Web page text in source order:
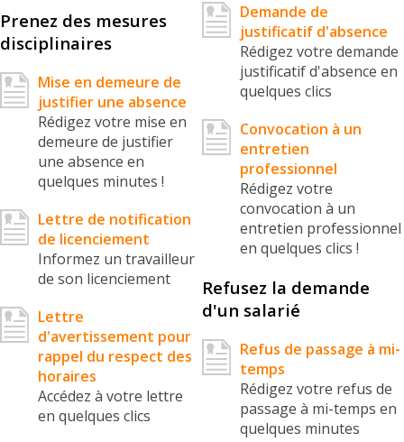
Prenez des mesures
disciplinaires
Mise en demeure de
justifier une absence
Rédigez votre mise en
demeure de justifier
une absence en
quelques minutes !
Lettre de notification
de licenciement
Informez un travailleur
de son licenciement
Lettre
d'avertissement pour
rappel du respect des
horaires
Accédez à votre lettre
en quelques clics
Demande de
justificatif d'absence
Rédigez votre demande
justificatif d'absence en
quelques clics
Convocation à un
entretien
professionnel
Rédigez votre
convocation à un
entretien professionnel
en quelques clics !
Refusez la demande
d'un salarié
Refus de passage à mi-
temps
Rédigez votre refus de
passage à mi-temps en
quelques minutes